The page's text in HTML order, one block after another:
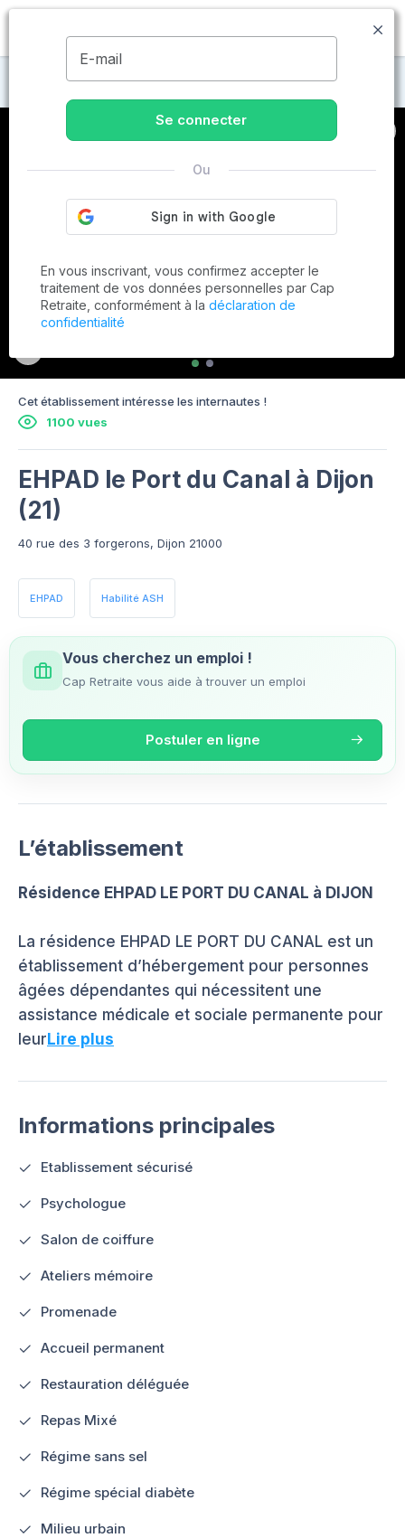
MENU
Maisons de retraite à Dijon
Cet établissement intéresse les internautes !
1100 vues
EHPAD le Port du Canal à Dijon
(21)
40 rue des 3 forgerons, Dijon 21000
EHPAD Habilité ASH
Vous cherchez un emploi !
Cap Retraite vous aide à trouver un emploi
Postuler en ligne
L’établissement
Résidence EHPAD LE PORT DU CANAL à DIJON
La résidence EHPAD LE PORT DU CANAL est un
établissement d’hébergement pour personnes
âgées dépendantes qui nécessitent une
assistance médicale et sociale permanente pour
leurLire plus
Informations principales
Etablissement sécurisé
Psychologue
Salon de coiffure
Ateliers mémoire
Promenade
Accueil permanent
Restauration déléguée
Repas Mixé
Régime sans sel
Régime spécial diabète
Milieu urbain
E-mail
Se connecter
Ou
En vous inscrivant, vous confirmez accepter le
traitement de vos données personnelles par Cap
Retraite, conformément à la déclaration de
confidentialité